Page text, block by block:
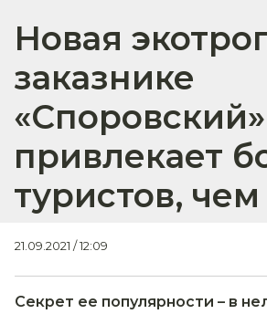
Новая
заказнике
«Споровский»
привлекает
туристов, чем
21.09.2021 / 12:09
Секрет ее популярности – в